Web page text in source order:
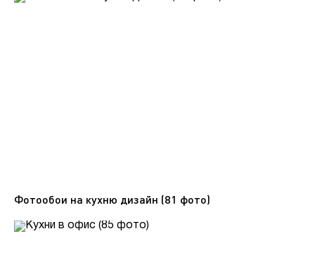
Фотообои на кухню дизайн (81 фото)